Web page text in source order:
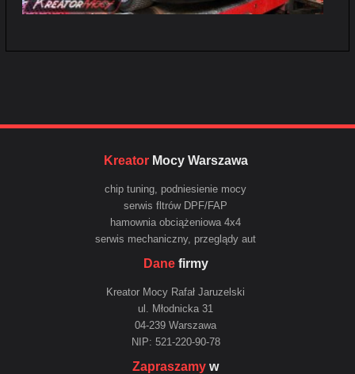
KreatorMocy Warszawa
chip tuning, podniesienie mocy
serwis fltrów DPF/FAP
hamownia obciążeniowa 4x4
serwis mechaniczny, przeglądy aut
Danefirmy
Kreator Mocy Rafał Jaruzelski
ul. Młodnicka 31
04-239 Warszawa
NIP: 521-220-90-78
Zapraszamy w